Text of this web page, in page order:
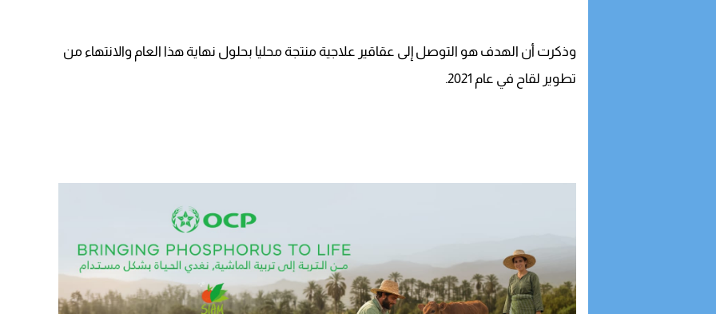
وذكرت أن الهدف هو التوصل إلى عقاقير علاجية منتجة محليا بحلول نهاية هذا العام والانتهاء من
تطوير لقاح في عام 2021.